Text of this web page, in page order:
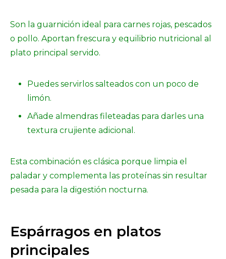
Son la guarnición ideal para carnes rojas, pescados
o pollo. Aportan frescura y equilibrio nutricional al
plato principal servido.
Puedes servirlos salteados con un poco de
limón.
Añade almendras fileteadas para darles una
textura crujiente adicional.
Esta combinación es clásica porque limpia el
paladar y complementa las proteínas sin resultar
pesada para la digestión nocturna.
Espárragos en platos
principales